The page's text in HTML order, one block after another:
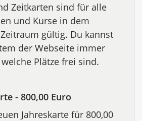
Zeitkarten sind für alle
und Kurse in dem
gültig. Du kannst
der Webseite immer
Plätze frei sind.
- 800,00 Euro
Jahreskarte für 800,00